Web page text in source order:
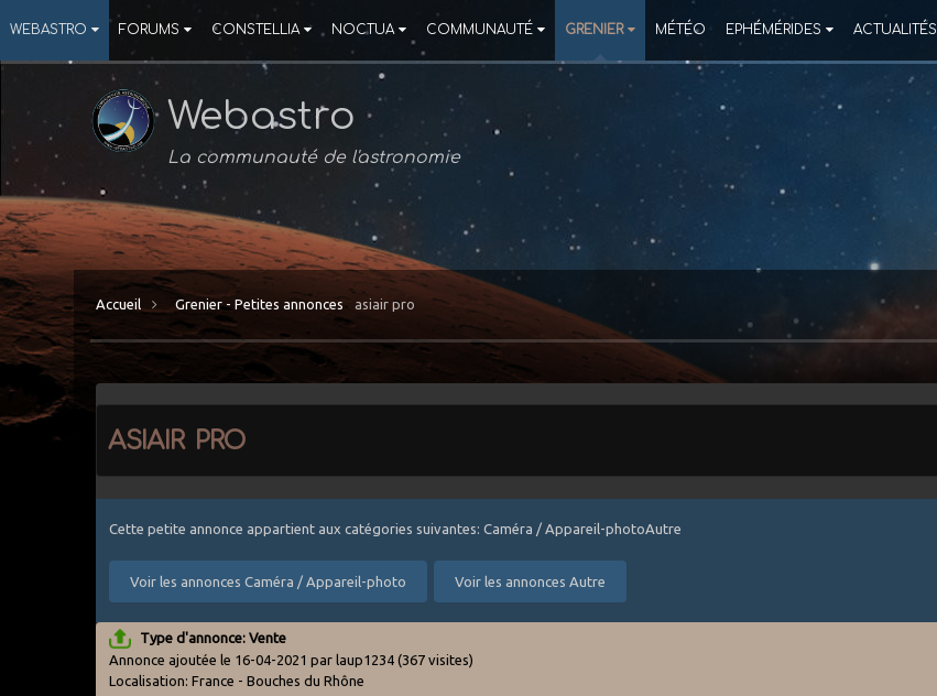
WEBASTRO FORUMS CONSTELLIA NOCTUA COMMUNAUTÉ GRENIER MÉTÉO EPHÉMÉRIDES ACTUALITÉS
Webastro
La communauté de l'astronomie
Accueil Grenier - Petites annonces asiair pro
asiair pro
Cette petite annonce appartient aux catégories suivantes: Caméra / Appareil-photoAutre
Voir les annonces Caméra / Appareil-photo Voir les annonces Autre
Type d'annonce: Vente
Annonce ajoutée le 16-04-2021 par laup1234(367 visites)
Localisation: France - Bouches du Rhône